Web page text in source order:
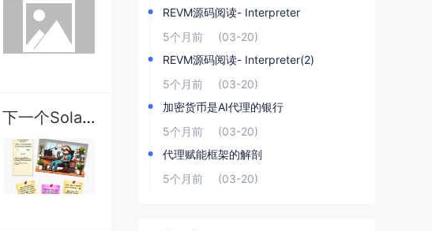
Slothana加密货币预售在Twitter上引起关注 $SLERF之后，下一个Solana模因币会狂热吗？
REVM源码阅读- Interpreter
5个月前
(03-20)
REVM源码阅读- Interpreter(2)
5个月前
(03-20)
加密货币是AI代理的银行
5个月前
(03-20)
代理赋能框架的解剖
5个月前
(03-20)